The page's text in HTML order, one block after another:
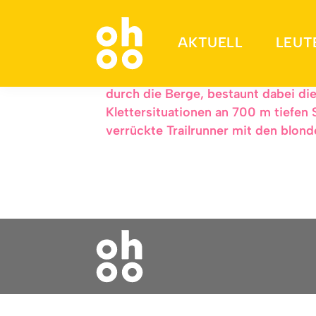
AKTUELL
Der mit den
durch die Berge, bestaunt dabei
Klettersituationen an 700 m tiefen
verrückte Trailrunner mit den